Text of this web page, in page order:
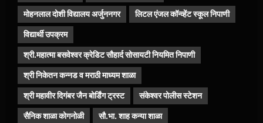
मोहनलाल दोशी विद्यालय अर्जुननगर लिटल एंजल कॉन्व्हेंट स्कूल निपाणी
विद्यार्थी उपक्रम
श्री.महात्मा बसवेश्वर क्रेडिट सौहार्द सोसायटी नियमित निपाणी
श्री निकेतन कन्नड व मराठी माध्यम शाळा
श्री महावीर दिगंबर जैन बोर्डिंग ट्रस्ट संकेश्वर पोलीस स्टेशन
सैनिक शाळा कोगनोळी सौ.भा. शाह कन्या शाळा